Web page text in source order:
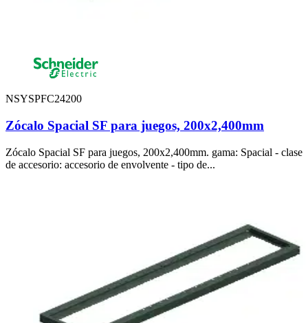
NSYSPFC24200
Zócalo Spacial SF para juegos, 200x2,400mm
Zócalo Spacial SF para juegos, 200x2,400mm. gama: Spacial - clase
de accesorio: accesorio de envolvente - tipo de...